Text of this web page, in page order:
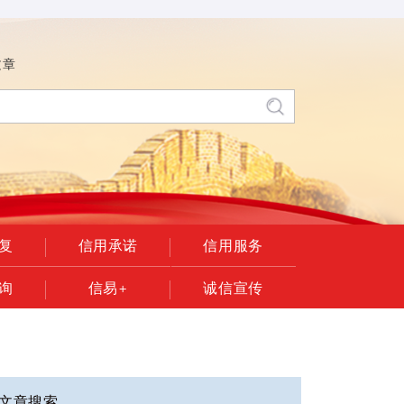
章
信用承诺 信用服务
信易+ 诚信宣传